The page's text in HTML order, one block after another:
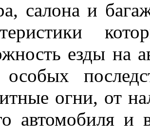
салона и
езды на
огни, от
автомобиля и